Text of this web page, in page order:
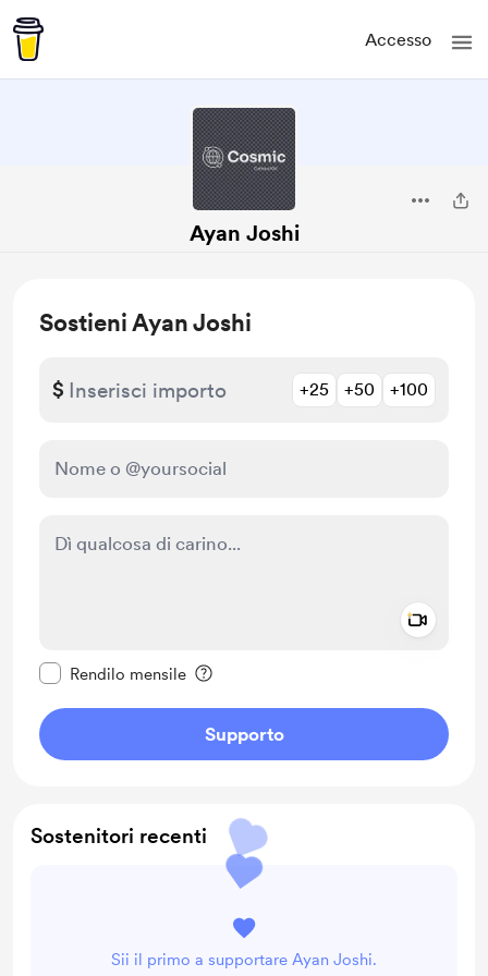
Accesso
Ayan Joshi
Sostieni Ayan Joshi
$ +25 +50 +100
Rendilo mensile
Supporto
Sostenitori recenti
Sii il primo a supportare Ayan Joshi.